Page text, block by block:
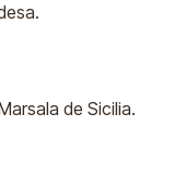
de Sicilia.